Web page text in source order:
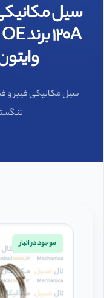
سیل
وایتون
تنگستن
موجود در انبار